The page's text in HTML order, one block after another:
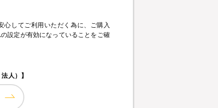
心してご利用いただく為に、ご購入
設定が有効になっていることをご確
人）】